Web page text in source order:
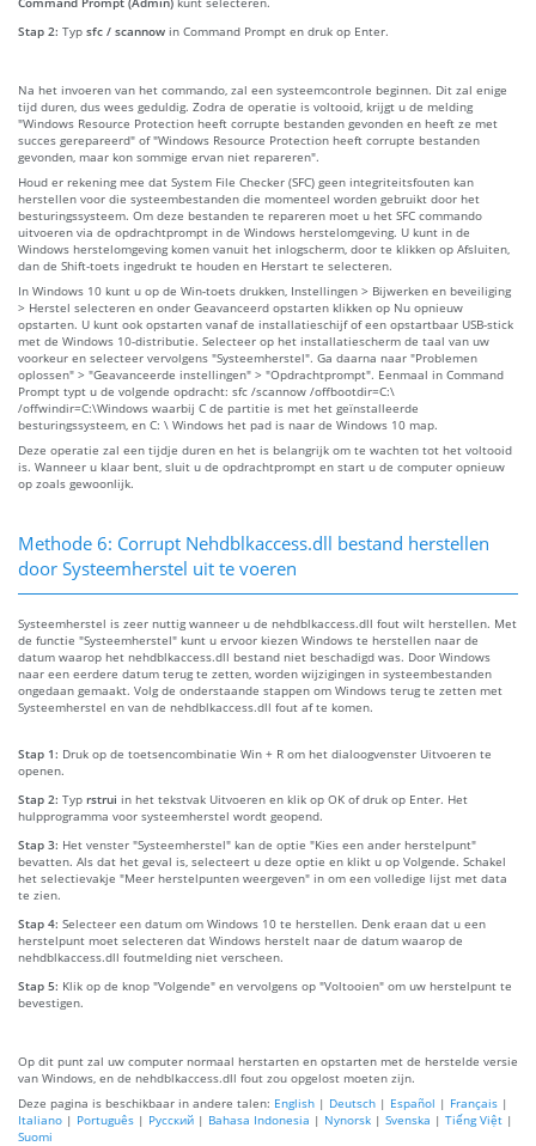
Stap 2: Typ sfc / scannow in Command Prompt en druk op Enter.
Na het invoeren van het commando, zal een systeemcontrole beginnen. Dit zal enige
tijd duren, dus wees geduldig. Zodra de operatie is voltooid, krijgt u de melding
"Windows Resource Protection heeft corrupte bestanden gevonden en heeft ze met
succes gerepareerd" of "Windows Resource Protection heeft corrupte bestanden
gevonden, maar kon sommige ervan niet repareren".
Houd er rekening mee dat System File Checker (SFC) geen integriteitsfouten kan
herstellen voor die systeembestanden die momenteel worden gebruikt door het
besturingssysteem. Om deze bestanden te repareren moet u het SFC commando
uitvoeren via de opdrachtprompt in de Windows herstelomgeving. U kunt in de
Windows herstelomgeving komen vanuit het inlogscherm, door te klikken op Afsluiten,
dan de Shift-toets ingedrukt te houden en Herstart te selecteren.
In Windows 10 kunt u op de Win-toets drukken, Instellingen > Bijwerken en beveiliging
> Herstel selecteren en onder Geavanceerd opstarten klikken op Nu opnieuw
opstarten. U kunt ook opstarten vanaf de installatieschijf of een opstartbaar USB-stick
met de Windows 10-distributie. Selecteer op het installatiescherm de taal van uw
voorkeur en selecteer vervolgens "Systeemherstel". Ga daarna naar "Problemen
oplossen" > "Geavanceerde instellingen" > "Opdrachtprompt". Eenmaal in Command
Prompt typt u de volgende opdracht: sfc /scannow /offbootdir=C:\
/offwindir=C:\Windows waarbij C de partitie is met het geïnstalleerde
besturingssysteem, en C: \ Windows het pad is naar de Windows 10 map.
Deze operatie zal een tijdje duren en het is belangrijk om te wachten tot het voltooid
is. Wanneer u klaar bent, sluit u de opdrachtprompt en start u de computer opnieuw
op zoals gewoonlijk.
Methode 6: Corrupt Nehdblkaccess.dll bestand herstellen
door Systeemherstel uit te voeren
Systeemherstel is zeer nuttig wanneer u de nehdblkaccess.dll fout wilt herstellen. Met
de functie "Systeemherstel" kunt u ervoor kiezen Windows te herstellen naar de
datum waarop het nehdblkaccess.dll bestand niet beschadigd was. Door Windows
naar een eerdere datum terug te zetten, worden wijzigingen in systeembestanden
ongedaan gemaakt. Volg de onderstaande stappen om Windows terug te zetten met
Systeemherstel en van de nehdblkaccess.dll fout af te komen.
Stap 1: Druk op de toetsencombinatie Win + R om het dialoogvenster Uitvoeren te
openen.
Stap 2: Typ rstrui in het tekstvak Uitvoeren en klik op OK of druk op Enter. Het
hulpprogramma voor systeemherstel wordt geopend.
Stap 3: Het venster "Systeemherstel" kan de optie "Kies een ander herstelpunt"
bevatten. Als dat het geval is, selecteert u deze optie en klikt u op Volgende. Schakel
het selectievakje "Meer herstelpunten weergeven" in om een volledige lijst met data
te zien.
Stap 4: Selecteer een datum om Windows 10 te herstellen. Denk eraan dat u een
herstelpunt moet selecteren dat Windows herstelt naar de datum waarop de
nehdblkaccess.dll foutmelding niet verscheen.
Stap 5: Klik op de knop "Volgende" en vervolgens op "Voltooien" om uw herstelpunt te
bevestigen.
Op dit punt zal uw computer normaal herstarten en opstarten met de herstelde versie
van Windows, en de nehdblkaccess.dll fout zou opgelost moeten zijn.
Deze pagina is beschikbaar in andere talen: English | Deutsch | Español | Français |
Italiano | Português | Русский | Bahasa Indonesia | Nynorsk | Svenska | Tiếng Việt |
Suomi